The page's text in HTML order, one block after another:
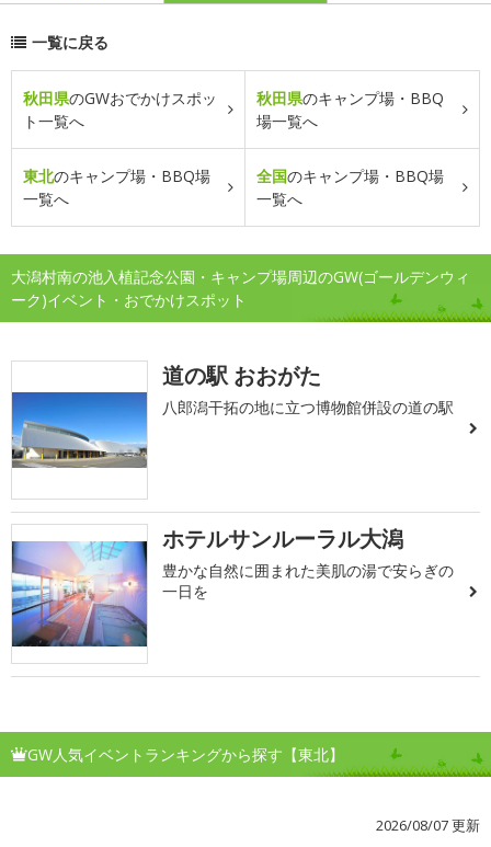
一覧に戻る
秋田県のGWおでかけスポッ
ト一覧へ
秋田県のキャンプ場・BBQ
場一覧へ
東北のキャンプ場・BBQ場
一覧へ
全国のキャンプ場・BBQ場
一覧へ
大潟村南の池入植記念公園・キャンプ場周辺のGW(ゴールデンウィ
ーク)イベント・おでかけスポット
道の駅 おおがた
八郎潟干拓の地に立つ博物館併設の道の駅
ホテルサンルーラル大潟
豊かな自然に囲まれた美肌の湯で安らぎの
一日を
GW人気イベントランキングから探す【東北】
2026/08/07 更新